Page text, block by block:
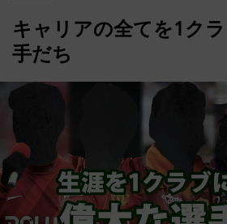
キャリアの全てを1ク
手だち